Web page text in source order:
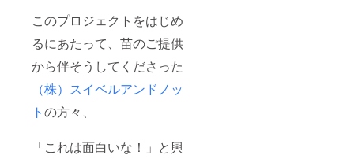
このプロジェクトをはじめ
るにあたって、苗のご提供
から伴そうしてくださった
（株）スイベルアンドノッ
トの方々、
「これは面白いな！」と興